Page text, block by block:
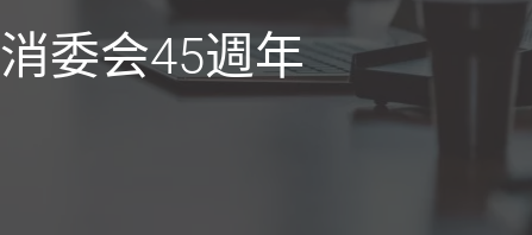
消委会45週年